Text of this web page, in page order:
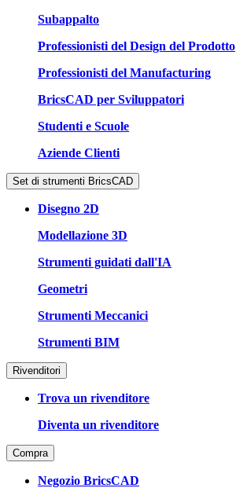
Subappalto
Professionisti del Design del Prodotto
Professionisti del Manufacturing
BricsCAD per Sviluppatori
Studenti e Scuole
Aziende Clienti
Set di strumenti BricsCAD
Disegno 2D
Modellazione 3D
Strumenti guidati dall'IA
Geometri
Strumenti Meccanici
Strumenti BIM
Rivenditori
Trova un rivenditore
Diventa un rivenditore
Compra
Negozio BricsCAD